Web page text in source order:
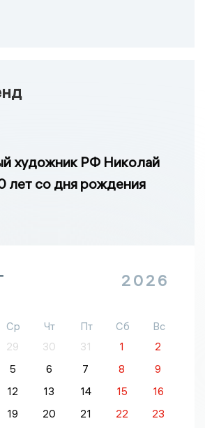
художник РФ Николай
лет со дня рождения
2026
Ср Чт Пт Сб
Вс
29 30 31 1
2
5 6 7 8
9
12 13 14 15
16
19 20 21 22
23